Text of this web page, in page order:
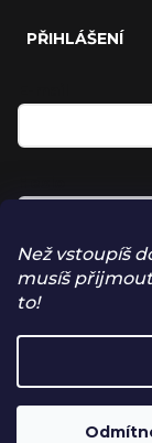
Než vstoupíš
musíš přijmout
to!
PŘIHLÁŠENÍ
Přihlásit se
ZAPOMENUTÉ